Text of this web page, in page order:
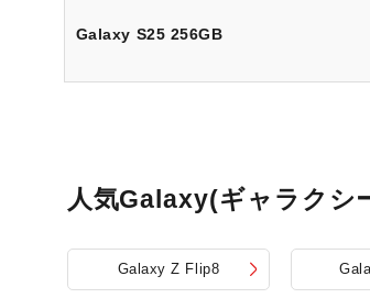
Galaxy S25 256GB
人気Galaxy(ギャラクシ
Galaxy Z Flip8